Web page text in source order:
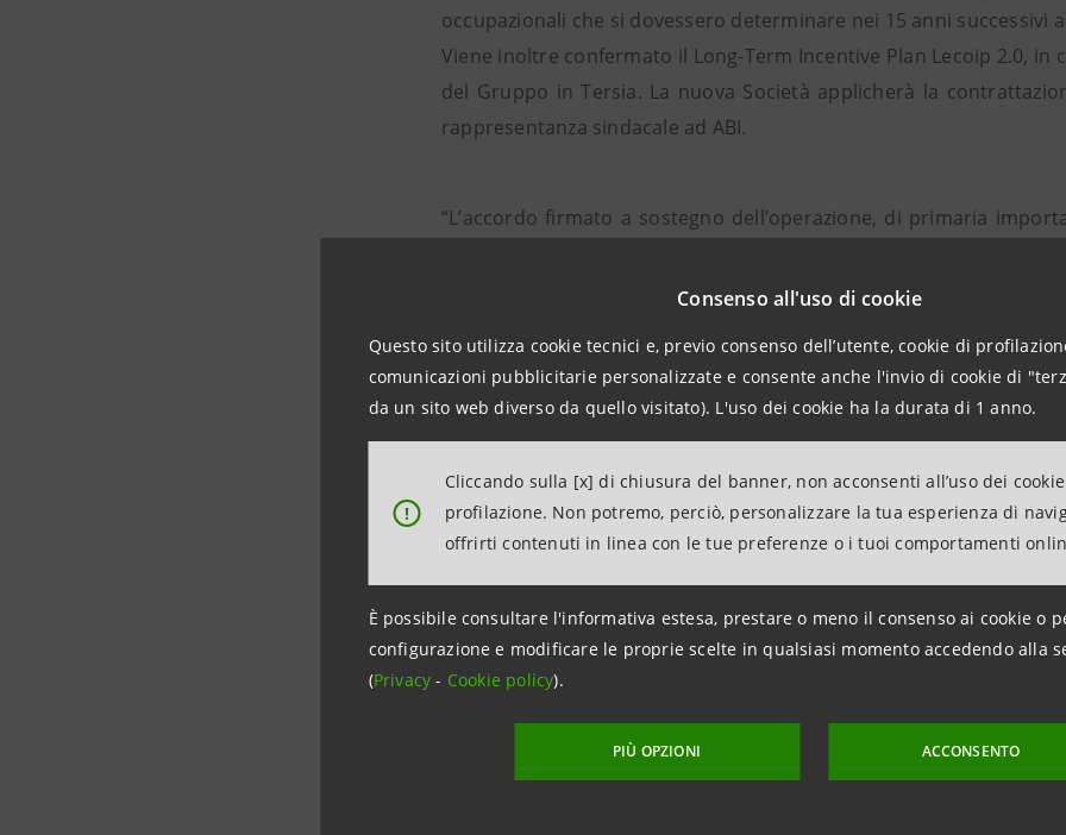
Consenso all'uso di cookie
Questo sito utilizza cookie tecnici e, previo consenso dell’utente, cookie di
comunicazioni pubblicitarie personalizzate e consente anche l'invio di cookie di
da un sito web diverso da quello visitato). L'uso dei cookie ha la durata di 1 anno.
!
Cliccando sulla [x] di chiusura del banner, non acconsenti all’uso dei
profilazione. Non potremo, perciò, personalizzare la tua esperienza di
offrirti contenuti in linea con le tue preferenze o i tuoi comportamenti
È possibile consultare l'informativa estesa, prestare o meno il consenso ai cookie o
configurazione e modificare le proprie scelte in qualsiasi momento accedendo alla
(Privacy- Cookie policy).
PIÙ OPZIONI ACCONSENTO
occupazionali che si dovessero determinare nei 15 anni
Viene inoltre confermato il Long-Term Incentive Plan Lecoip 2.0, in
del Gruppo in Tersia. La nuova Società applicherà la
rappresentanza sindacale ad ABI.
“L’accordo firmato a sostegno dell’operazione, di primaria
Officer Rosario Strano - consente di rassicurare tutto il
permetterà di esercitare e sviluppare le proprie competenze
il nostro Gruppo, destinata a collocarsi tra i primari operatori del
L’accordo conferma l’elevato livello di qualità del confronto
Sanpaolo”.
Intesa Sanpaolo
Ufficio Media Attività istituzionali, sociali e culturali
+39 02 8796.2925
stampa@intesasanpaolo.com